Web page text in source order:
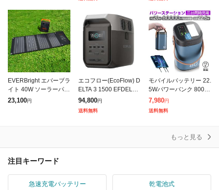
EVERBright エバーブラ
イト 40W ソーラーパネ
ル SSBSP-40W(ソーラ
23,100円
エコフロー(EcoFlow) D
ELTA 3 1500 EFDELTA
1500JP ポータブル電
源 1536Wh(最大 5.5k
94,800円
送料無料
モバイルバッテリー 22.
5Wパワーバンク 80000
mAh 大容量 防災電源
急速充電 iPhone17/16/
7,980円
送料無料
もっと見る
注目キーワード
急速充電バッテリー 乾電池式